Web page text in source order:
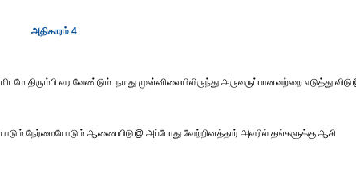
அதிகாரம் 4
திரும்பி வர வேண்டும். நமது முன்னிலையிலிருந்து அருவருப்பானவற்றை எடுத்து
நேர்மையோடும் ஆணையிடு@ அப்போது வேற்றினத்தார் அவரில் தங்களுக்கு ஆசி